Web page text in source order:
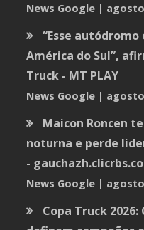
News Google
“Esse
América do Sul”,
Truck - MT PLAY
News Google
Maicon Roncen
noturna e perde
-
News Google
Copa Truck